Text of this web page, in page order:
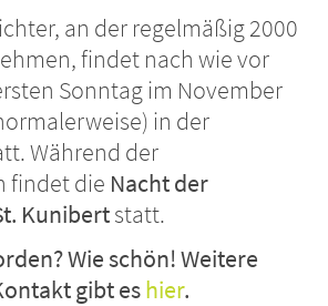
an der regelmäßig 2000
findet nach wie vor
Sonntag im November
in der
Während der
findet die Nacht der
Kunibertstatt.
Wie schön! Weitere
gibt eshier.